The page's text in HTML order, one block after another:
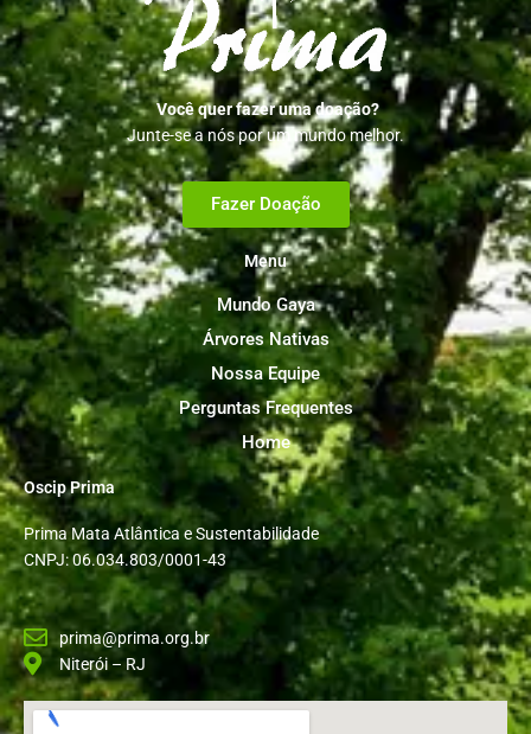
Você quer fazer uma doação?
Junte-se a nós por um mundo melhor.
Fazer Doação
Menu
Mundo Gaya
Árvores Nativas
Nossa Equipe
Perguntas Frequentes
Home
Oscip Prima
Prima Mata Atlântica e Sustentabilidade
CNPJ: 06.034.803/0001-43
prima@prima.org.br
Niterói – RJ